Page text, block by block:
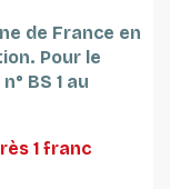
de France en
Pour le
BS 1 au
1 franc